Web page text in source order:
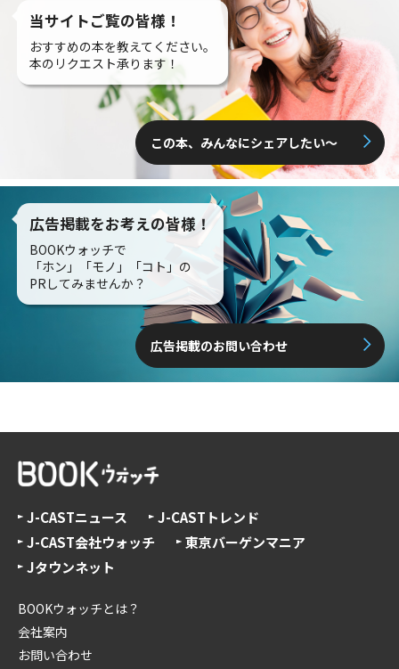
当サイトご覧の皆様！
おすすめの本を教えてください。
本のリクエスト承ります！
この本、みんなにシェアしたい〜
広告掲載をお考えの皆様！
BOOKウォッチで
「ホン」「モノ」「コト」の
PRしてみませんか？
広告掲載のお問い合わせ
J-CASTニュース
J-CASTトレンド
J-CAST会社ウォッチ
東京バーゲンマニア
Jタウンネット
BOOKウォッチとは？
会社案内
お問い合わせ